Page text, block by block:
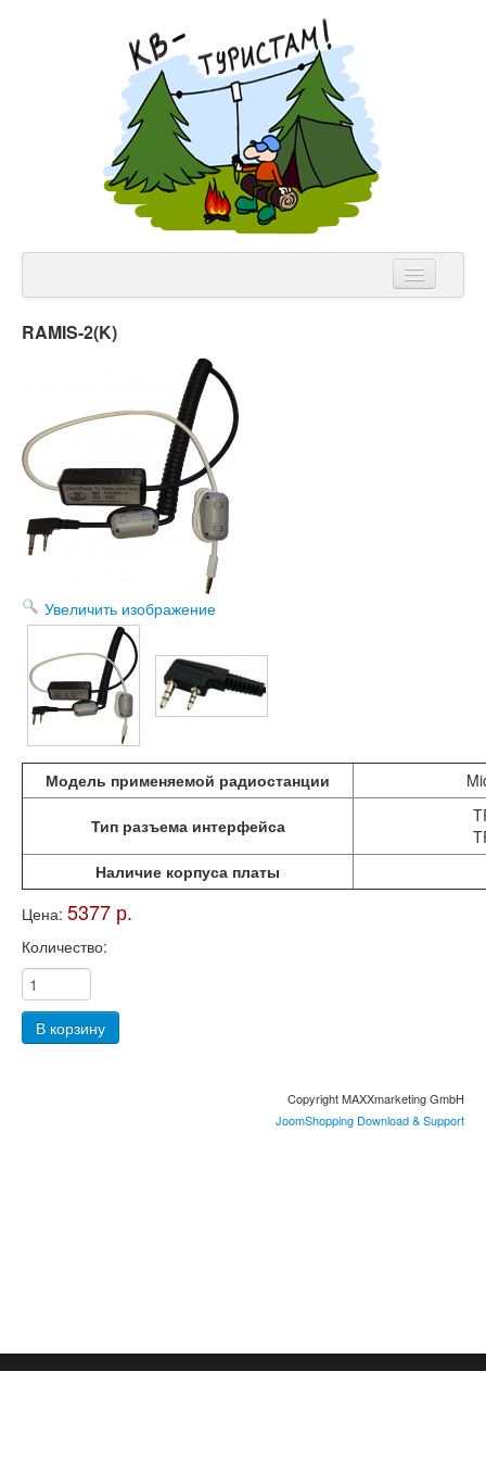
Статьи
Эксперименты
КВ шлюзы
Медиа
Обратная связь
RAMIS-2(K)
Увеличить изображение
Модель применяемой радиостанции
Тип разъема интерфейса
Наличие корпуса платы
Цена: 5377 р.
Количество:
Copyright MAXXmarketing GmbH
JoomShopping Download & Support